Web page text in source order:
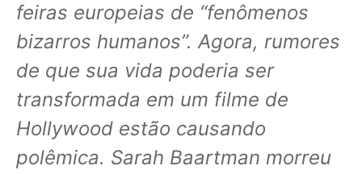
feiras europeias de “fenômenos
bizarros humanos”. Agora, rumores
de que sua vida poderia ser
transformada em um filme de
Hollywood estão causando
polêmica. Sarah Baartman morreu